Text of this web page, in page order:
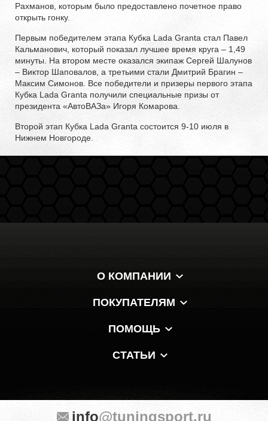
Рахманов, которым было предоставлено почетное право
открыть гонку.
Первым победителем этапа Кубка Lada Granta стал Павел
Кальманович, который показал лучшее время круга – 1,49
минуты. На втором месте оказался экипаж Сергей Шалунов
– Виктор Шаповалов, а третьими стали Дмитрий Брагин –
Максим Симонов. Все победители и призеры первого этапа
Кубка Lada Granta получили специальные призы от
президента «АвтоВАЗа» Игоря Комарова.
Второй этап Кубка Lada Granta состоится 9-10 июля в
Нижнем Новгороде.
О КОМПАНИИ
ПОКУПАТЕЛЯМ
ПОМОЩЬ
СТАТЬИ
info@tuningsport.ru